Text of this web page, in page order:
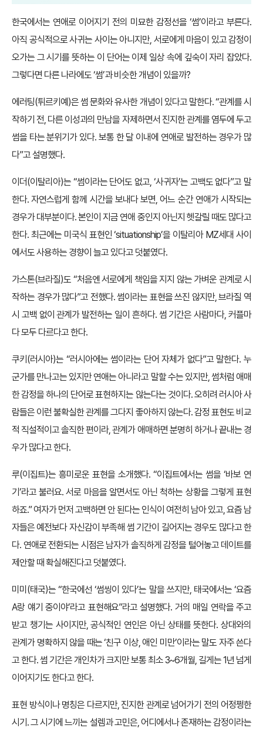
한국에서는 연애로 이어지기 전의 미묘한 감정선을 ‘썸’이라고 부른다.
아직 공식적으로 사귀는 사이는 아니지만, 서로에게 마음이 있고 감정이
오가는 그 시기를 뜻하는 이 단어는 이제 일상 속에 깊숙이 자리 잡았다.
그렇다면 다른 나라에도 ‘썸’과 비슷한 개념이 있을까?
에러팅(튀르키예)은 썸 문화와 유사한 개념이 있다고 말한다. “관계를 시
작하기 전, 다른 이성과의 만남을 자제하면서 진지한 관계를 염두에 두고
썸을 타는 분위기가 있다. 보통 한 달 이내에 연애로 발전하는 경우가 많
다”고 설명했다.
이더(이탈리아)는 “썸이라는 단어도 없고, ‘사귀자’는 고백도 없다”고 말
한다. 자연스럽게 함께 시간을 보내다 보면, 어느 순간 연애가 시작되는
경우가 대부분이다. 본인이 지금 연애 중인지 아닌지 헷갈릴 때도 많다고
한다. 최근에는 미국식 표현인 ‘situationship’을 이탈리아 MZ세대 사이
에서도 사용하는 경향이 늘고 있다고 덧붙였다.
가스톤(브라질)도 “처음엔 서로에게 책임을 지지 않는 가벼운 관계로 시
작하는 경우가 많다”고 전했다. 썸이라는 표현을 쓰진 않지만, 브라질 역
시 고백 없이 관계가 발전하는 일이 흔하다. 썸 기간은 사람마다, 커플마
다 모두 다르다고 한다.
쿠키(러시아)는 “러시아에는 썸이라는 단어 자체가 없다”고 말한다. 누
군가를 만나고는 있지만 연애는 아니라고 말할 수는 있지만, 썸처럼 애매
한 감정을 하나의 단어로 표현하지는 않는다는 것이다. 오히려 러시아 사
람들은 이런 불확실한 관계를 그다지 좋아하지 않는다. 감정 표현도 비교
적 직설적이고 솔직한 편이라, 관계가 애매하면 분명히 하거나 끝내는 경
우가 많다고 한다.
루(이집트)는 흥미로운 표현을 소개했다. “이집트에서는 썸을 ‘바보 연
기’라고 불러요. 서로 마음을 알면서도 아닌 척하는 상황을 그렇게 표현
하죠.” 여자가 먼저 고백하면 안 된다는 인식이 여전히 남아 있고, 요즘 남
자들은 예전보다 자신감이 부족해 썸 기간이 길어지는 경우도 많다고 한
다. 연애로 전환되는 시점은 남자가 솔직하게 감정을 털어놓고 데이트를
제안할 때 확실해진다고 덧붙였다.
미미(태국)는 “한국에선 ‘썸씽이 있다’는 말을 쓰지만, 태국에서는 ‘요즘
A랑 얘기 중이야’라고 표현해요”라고 설명했다. 거의 매일 연락을 주고
받고 챙기는 사이지만, 공식적인 연인은 아닌 상태를 뜻한다. 상대와의
관계가 명확하지 않을 때는 ‘친구 이상, 애인 미만’이라는 말도 자주 쓴다
고 한다. 썸 기간은 개인차가 크지만 보통 최소 3~6개월, 길게는 1년 넘게
이어지기도 한다고 한다.
표현 방식이나 명칭은 다르지만, 진지한 관계로 넘어가기 전의 어정쩡한
시기. 그 시기에 느끼는 설렘과 고민은, 어디에서나 존재하는 감정이라는